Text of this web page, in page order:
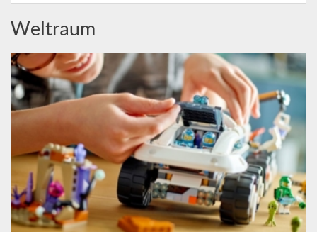
Weltraum